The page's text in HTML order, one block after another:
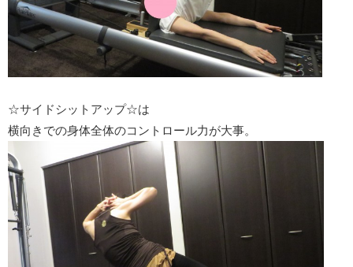
☆サイドシットアップ☆は
横向きでの身体全体のコントロール力が大事。